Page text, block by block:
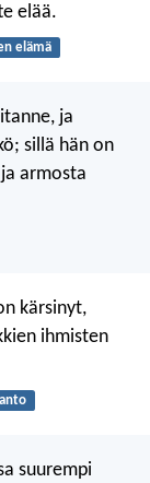
elää.
elämä
ja
sillä hän on
armosta
kärsinyt,
ihmisten
suurempi